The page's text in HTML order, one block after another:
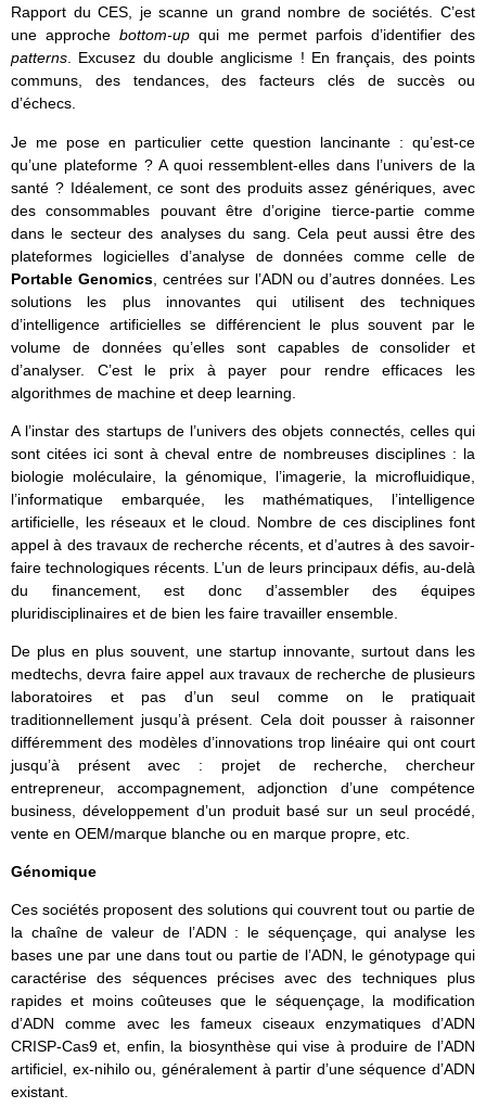
Rapport du CES, je scanne un grand nombre de sociétés. C’est
une approche bottom-up qui me permet parfois d’identifier des
patterns. Excusez du double anglicisme ! En français, des points
communs, des tendances, des facteurs clés de succès ou
d’échecs.
Je me pose en particulier cette question lancinante : qu’est-ce
qu’une plateforme ? A quoi ressemblent-elles dans l’univers de la
santé ? Idéalement, ce sont des produits assez génériques, avec
des consommables pouvant être d’origine tierce-partie comme
dans le secteur des analyses du sang. Cela peut aussi être des
plateformes logicielles d’analyse de données comme celle de
Portable Genomics, centrées sur l’ADN ou d’autres données. Les
solutions les plus innovantes qui utilisent des techniques
d’intelligence artificielles se différencient le plus souvent par le
volume de données qu’elles sont capables de consolider et
d’analyser. C’est le prix à payer pour rendre efficaces les
algorithmes de machine et deep learning.
A l’instar des startups de l’univers des objets connectés, celles qui
sont citées ici sont à cheval entre de nombreuses disciplines : la
biologie moléculaire, la génomique, l’imagerie, la microfluidique,
l’informatique embarquée, les mathématiques, l’intelligence
artificielle, les réseaux et le cloud. Nombre de ces disciplines font
appel à des travaux de recherche récents, et d’autres à des savoir-
faire technologiques récents. L’un de leurs principaux défis, au-delà
du financement, est donc d’assembler des équipes
pluridisciplinaires et de bien les faire travailler ensemble.
De plus en plus souvent, une startup innovante, surtout dans les
medtechs, devra faire appel aux travaux de recherche de plusieurs
laboratoires et pas d’un seul comme on le pratiquait
traditionnellement jusqu’à présent. Cela doit pousser à raisonner
différemment des modèles d’innovations trop linéaire qui ont court
jusqu’à présent avec : projet de recherche, chercheur
entrepreneur, accompagnement, adjonction d’une compétence
business, développement d’un produit basé sur un seul procédé,
vente en OEM/marque blanche ou en marque propre, etc.
Génomique
Ces sociétés proposent des solutions qui couvrent tout ou partie de
la chaîne de valeur de l’ADN : le séquençage, qui analyse les
bases une par une dans tout ou partie de l’ADN, le génotypage qui
caractérise des séquences précises avec des techniques plus
rapides et moins coûteuses que le séquençage, la modification
d’ADN comme avec les fameux ciseaux enzymatiques d’ADN
CRISP-Cas9 et, enfin, la biosynthèse qui vise à produire de l’ADN
artificiel, ex-nihilo ou, généralement à partir d’une séquence d’ADN
existant.